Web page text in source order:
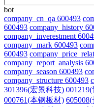
bot
company_cn_qa 600493
600493 company_history
company_inverestment
company_mark 600493
600493
company_report_analysis
company_season 600493
company_structure 600493
301396(宏景科技)
000761(本钢板材)